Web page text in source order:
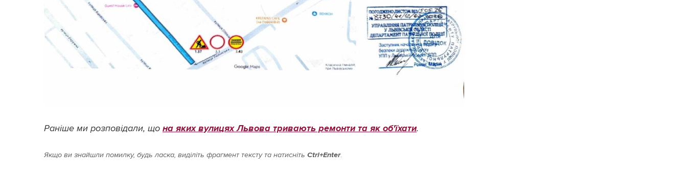
Раніше ми розповідали, що на яких вулицях Львова тривають ремонти та як об'їхати.
Якщо ви знайшли помилку, будь ласка, виділіть фрагмент тексту та натисніть Ctrl+Enter.